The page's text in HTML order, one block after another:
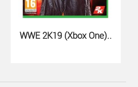
X, русские ..
WWE 2K19 (Xbox One)..